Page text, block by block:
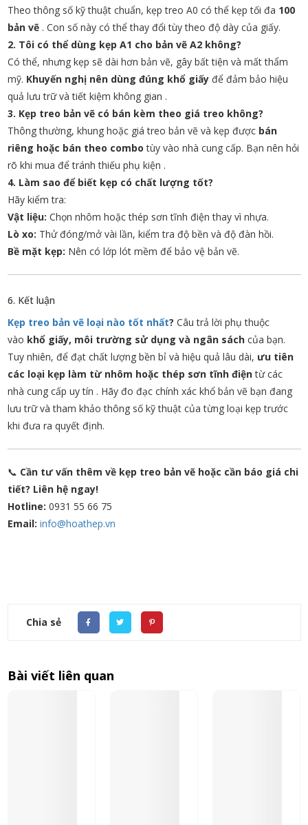
Theo thông số kỹ thuật chuẩn, kẹp treo A0 có thể kẹp tối đa 100
bản vẽ . Con số này có thể thay đổi tùy theo độ dày của giấy.
2. Tôi có thể dùng kẹp A1 cho bản vẽ A2 không?
Có thể, nhưng kẹp sẽ dài hơn bản vẽ, gây bất tiện và mất thẩm
mỹ. Khuyến nghị nên dùng đúng khổ giấyđể đảm bảo hiệu
quả lưu trữ và tiết kiệm không gian .
3. Kẹp treo bản vẽ có bán kèm theo giá treo không?
Thông thường, khung hoặc giá treo bản vẽ và kẹp được bán
riêng hoặc bán theo combo tùy vào nhà cung cấp. Bạn nên hỏi
rõ khi mua để tránh thiếu phụ kiện .
4. Làm sao để biết kẹp có chất lượng tốt?
Hãy kiểm tra:
Vật liệu: Chọn nhôm hoặc thép sơn tĩnh điện thay vì nhựa.
Lò xo: Thử đóng/mở vài lần, kiểm tra độ bền và độ đàn hồi.
Bề mặt kẹp: Nên có lớp lót mềm để bảo vệ bản vẽ.
6. Kết luận
Kẹp treo bản vẽ loại nào tốt nhất? Câu trả lời phụ thuộc
vào khổ giấy, môi trường sử dụng và ngân sáchcủa bạn.
Tuy nhiên, để đạt chất lượng bền bỉ và hiệu quả lâu dài, ưu tiên
các loại kẹp làm từ nhôm hoặc thép sơn tĩnh điệntừ các
nhà cung cấp uy tín . Hãy đo đạc chính xác khổ bản vẽ bạn đang
lưu trữ và tham khảo thông số kỹ thuật của từng loại kẹp trước
khi đưa ra quyết định.
📞 Cần tư vấn thêm về kẹp treo bản vẽ hoặc cần báo giá chi
tiết? Liên hệ ngay!
Hotline: 0931 55 66 75
Email: info@hoathep.vn
Chia sẻ
Bài viết liên quan